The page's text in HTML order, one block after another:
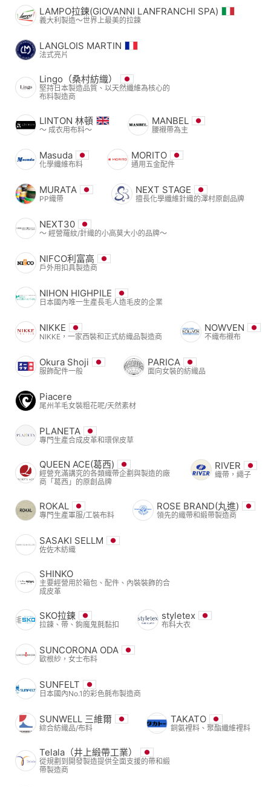
LAMPO拉鍊(GIOVANNI LANFRANCHI SPA)
義大利製造～世界上最美的拉鍊
LANGLOIS MARTIN
法式亮片
Lingo（桑村紡織）
堅持日本製造品質、以天然纖維為核心的
布料製造商
LINTON 林頓
〜 成衣用布料〜
MANBEL
腰襯帶為主
Masuda
化學纖維布料
MORITO
通用五金配件
MURATA
PP織帶
NEXT STAGE
擅長化學纖維針織的澤村原創品牌
NEXT30
〜 經營羅紋/針織的小高莫大小的品牌〜
NIFCO利富高
戶外用扣具製造商
NIHON HIGHPILE
日本國內唯一生產長毛人造毛皮的企業
NIKKE
NIKKE，一家西裝和正式紡織品製造商
NOWVEN
不織布襯布
Okura Shoji
服飾配件一般
PARICA
面向女裝的紡織品
Piacere
尾州羊毛女裝粗花呢/天然素材
PLANETA
專門生產合成皮革和環保皮草
QUEEN ACE(葛西)
經營充滿講究的各類織帶企劃與製造的廠
商「葛西」的原創品牌
RIVER
織帶，繩子
ROKAL
專門生產軍服/工裝布料
ROSE BRAND(丸進)
領先的織帶和緞帶製造商
SASAKI SELLM
佐佐木紡織
SHINKO
主要經營用於箱包、配件、內裝裝飾的合
成皮革
SKO拉鍊
拉鍊、帶、鉤魔鬼氈黏扣
styletex
布料大衣
SUNCORONA ODA
歐根紗，女士布料
SUNFELT
日本國內No.1的彩色氈布製造商
SUNWELL 三維爾
綜合紡織品/布料
TAKATO
銅氨裡料、聚酯纖維裡料
Telala（井上緞帶工業）
從規劃到開發製造提供全面支援的帶和緞
帶製造商